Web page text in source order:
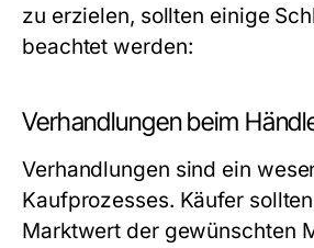
zu erzielen, sollten einige
beachtet werden:
Verhandlungen beim
Verhandlungen sind ein
Kaufprozesses. Käufer
Marktwert der gewünschten